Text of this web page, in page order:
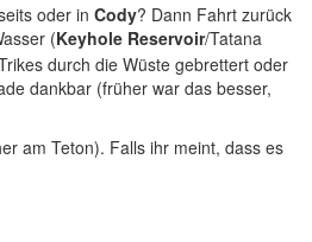
oder in Cody? Dann Fahrt zurück
(Keyhole Reservoir/Tatana
durch die Wüste gebrettert oder
dankbar (früher war das besser,
am Teton). Falls ihr meint, dass es